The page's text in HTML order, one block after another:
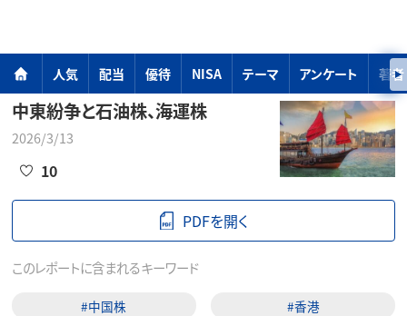
人気 配当 優待 NISA テーマ アンケート 著者
中東紛争と石油株、海運株
2026/3/13
10
PDFを開く
このレポートに含まれるキーワード
#中国株 #香港